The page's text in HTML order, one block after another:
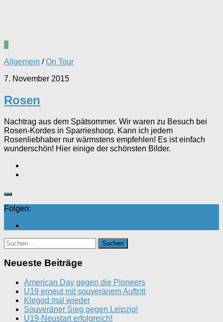
0
Allgemein /On Tour
7. November 2015
Rosen
Nachtrag aus dem Spätsommer. Wir waren zu Besuch bei
Rosen-Kordes in Sparrieshoop. Kann ich jedem
Rosenliebhaber nur wärmstens empfehlen! Es ist einfach
wunderschön! Hier einige der schönsten Bilder.
Folgen:
Suchen
nach:
Neueste Beiträge
American Day gegen die Pioneers
U19 erneut mit souveränem Auftritt
Klegod mal wieder
Souveräner Sieg gegen Leipzig!
U19-Neustart erfolgreich!